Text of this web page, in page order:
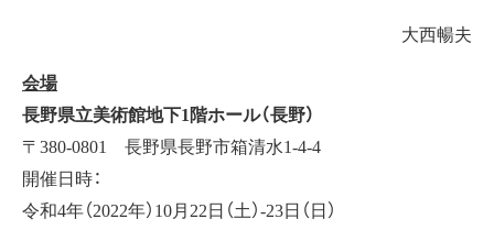
大西暢夫
会場
長野県立美術館地下1階ホール（長野）
〒380-0801 長野県長野市箱清水1-4-4
開催日時：
令和4年（2022年）10月22日（土）-23日（日）